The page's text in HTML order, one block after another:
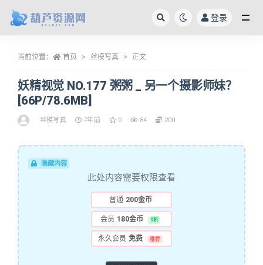
登录
当前位置： 首页 丝模写真 正文
妖精视觉 NO.177 粥粥 _ 另一个摄影师妹？
[66P/78.6MB]
丝模写真 7年前 0 84 200
隐藏内容
此处内容需要权限查看
普通 200金币
会员 180金币 9折
永久会员 免费 推荐